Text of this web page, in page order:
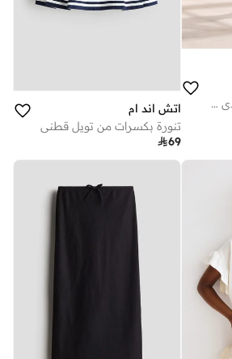
تنورة نسائية باللون الرمادي سادة وكسرات
اتش اند ام
تنورة بكسرات من تويل قطني
69